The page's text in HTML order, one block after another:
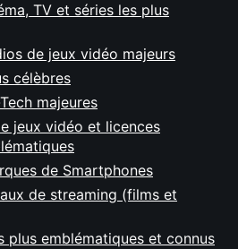
TV et séries les plus
de jeux vidéo majeurs
célèbres
majeures
jeux vidéo et licences
de Smartphones
de streaming (films et
plus emblématiques et connus